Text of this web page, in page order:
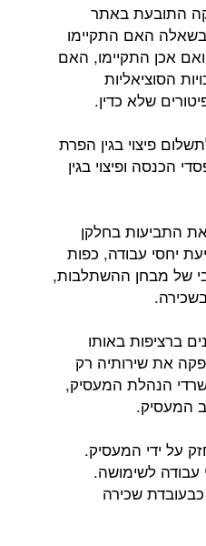
הועסקה התובעת באתר
בשאלה האם התקיימו
אכן התקיימו, האם
הסוציאליות
שלא כדין.
פיצוי בגין הפרת
הכנסה ופיצוי בגין
את התביעות בחלקן
יחסי עבודה, כפות
של מבחן ההשתלבות,
הועסקה במשך 22 שנים ברציפות באותו
את שירותיה רק
הנהלת המעסיק,
המעסיק.
על ידי המעסיק.
לשימושה.
שכירה